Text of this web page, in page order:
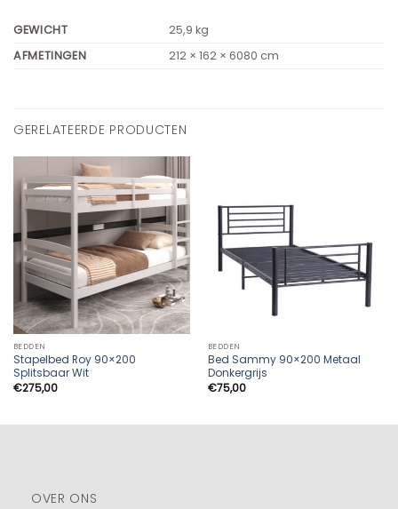
GEWICHT
25,9 kg
AFMETINGEN
212 × 162 × 6080 cm
GERELATEERDE PRODUCTEN
BEDDEN
Stapelbed Roy 90×200
Splitsbaar Wit
€275,00
BEDDEN
Bed Sammy 90×200 Metaal
Donkergrijs
€75,00
OVER ONS